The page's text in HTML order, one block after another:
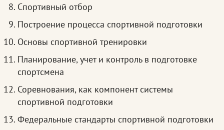
Спортивный отбор
Построение процесса спортивной подготовки
Основы спортивной тренировки
Планирование, учет и контроль в подготовке
спортсмена
Соревнования, как компонент системы
спортивной подготовки
Федеральные стандарты спортивной подготовки